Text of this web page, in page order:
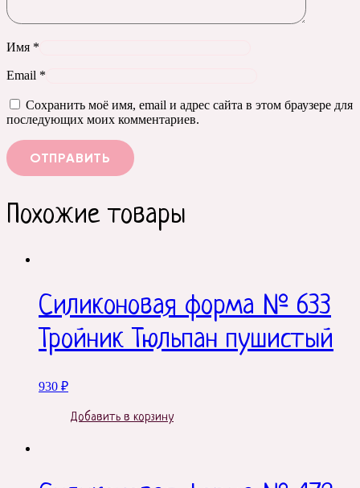
Имя *
Email *
Сохранить моё имя, email и адрес сайта в этом браузере для
последующих моих комментариев.
Похожие товары
Силиконовая форма № 633
Тройник Тюльпан пушистый
930 ₽
Добавить в корзину